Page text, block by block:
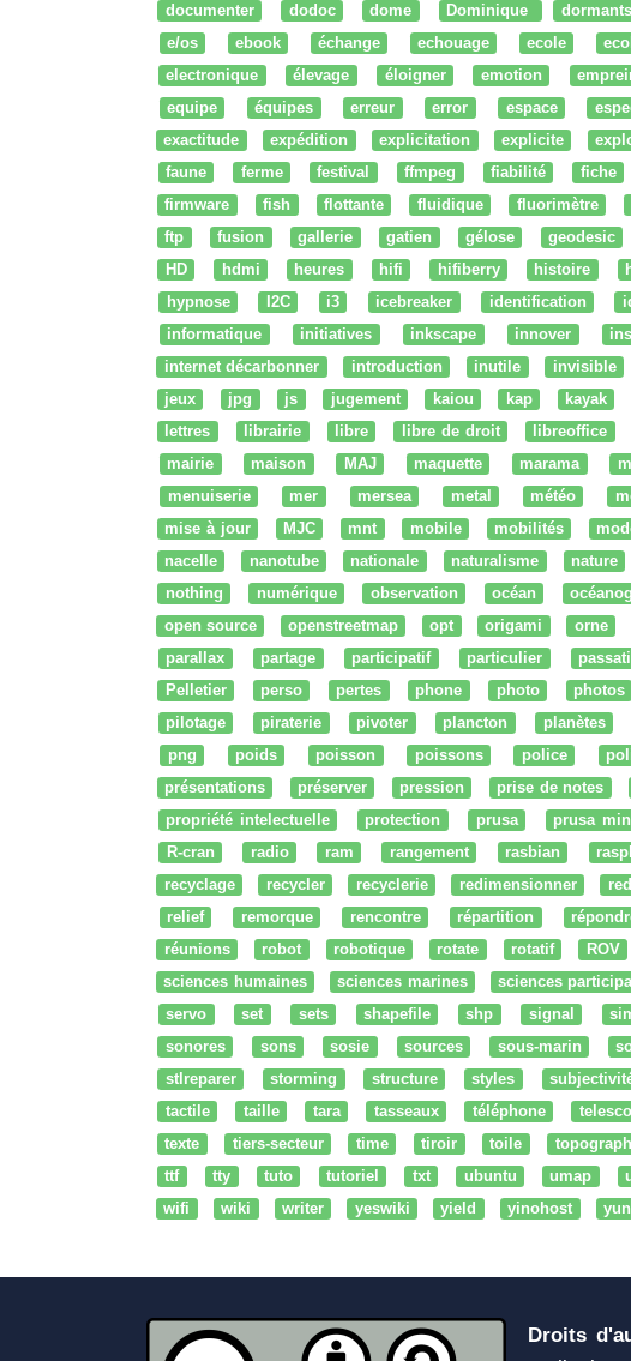
documenter
dodoc dome Dominique dormants
e/os
ebook échange echouage ecole
electronique
élevage éloigner emotion
equipe
équipes erreur error espace
exactitude
expédition explicitation explicite
faune
ferme festival ffmpeg fiabilité fiche
firmware
fish flottante fluidique fluorimètre
ftp
fusion gallerie gatien gélose geodesic
HD
hdmi heures hifi hifiberry histoire
hypnose
I2C i3 icebreaker identification
informatique
initiatives inkscape innover
internet décarbonner
introduction inutile invisible
jeux
jpg js jugement kaiou kap kayak
lettres
librairie libre libre de droit libreoffice
mairie
maison MAJ maquette marama
menuiserie
mer mersea metal météo
mise à jour
MJC mnt mobile mobilités
nacelle
nanotube nationale naturalisme nature
nothing
numérique observation océan
open source
openstreetmap opt origami orne
parallax
partage participatif particulier
Pelletier
perso pertes phone photo photos
pilotage
piraterie pivoter plancton planètes
png
poids poisson poissons police
présentations
préserver pression prise de notes
propriété intelectuelle
protection prusa prusa
R-cran
radio ram rangement rasbian
recyclage
recycler recyclerie redimensionner
relief
remorque rencontre répartition
réunions
robot robotique rotate rotatif ROV
sciences humaines
sciences marines sciences
servo
set sets shapefile shp signal
sonores
sons sosie sources sous-marin
stlreparer
storming structure styles
tactile
taille tara tasseaux téléphone
texte
tiers-secteur time tiroir toile
ttf
tty tuto tutoriel txt ubuntu umap
wifi
wiki writer yeswiki yield yinohost
Droits